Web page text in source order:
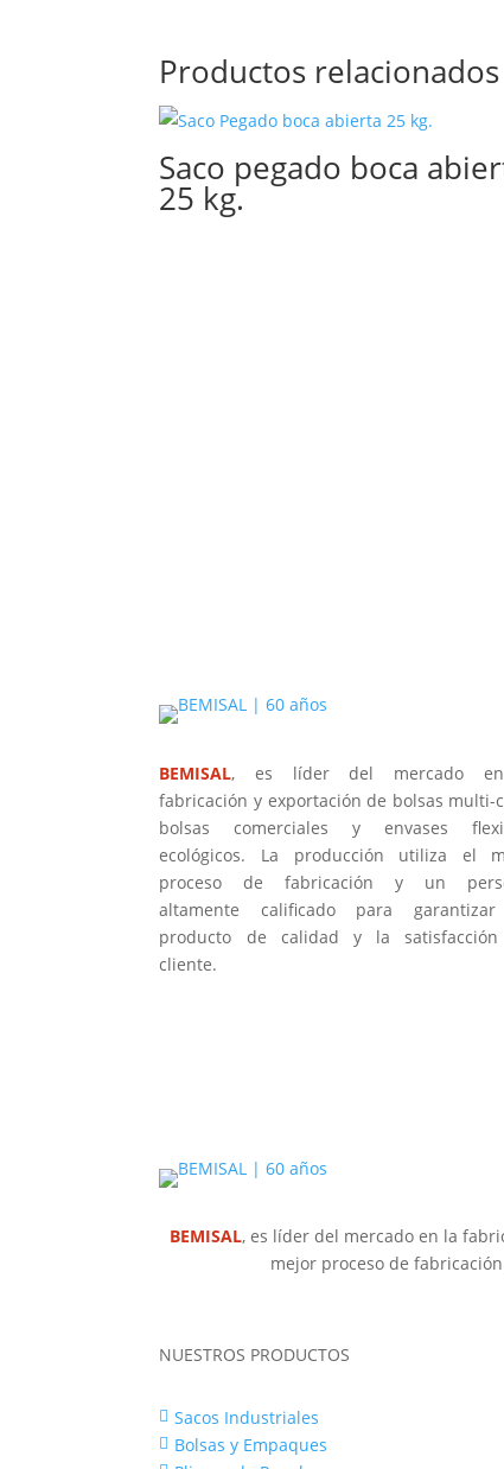
Productos relacionados
Saco pegado boca
25 kg.
BEMISAL, es líder del mercado
fabricación y exportación de bolsas multi-
bolsas comerciales y envases
ecológicos. La producción utiliza el
proceso de fabricación y un
altamente calificado para
producto de calidad y la
cliente.
BEMISAL, es líder del mercado en la
mejor proceso de
NUESTROS PRODUCTOS
 Sacos Industriales
 Bolsas y Empaques